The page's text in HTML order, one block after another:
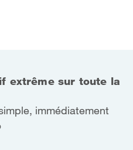
extrême sur toute la
immédiatement